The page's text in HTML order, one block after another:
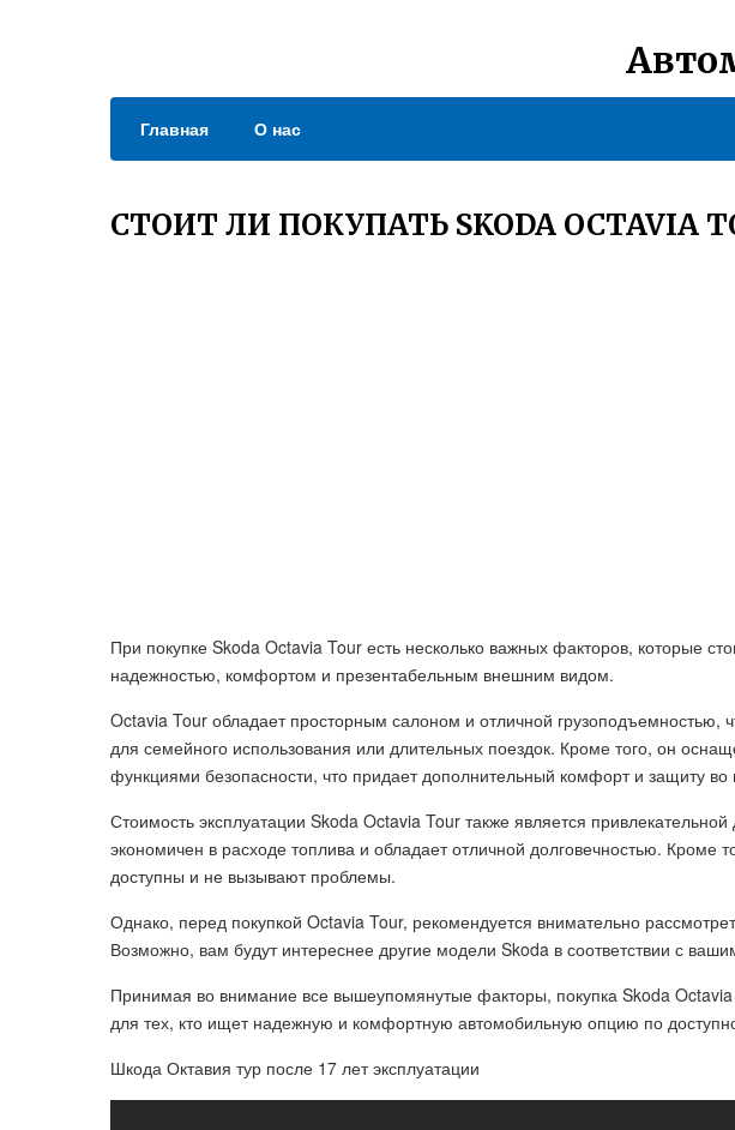
Главная О нас
СТОИТ ЛИ ПОКУПАТЬ SKODA OCTAVIA
При покупке Skoda Octavia Tour есть несколько важных факторов, которые
надежностью, комфортом и презентабельным внешним видом.
Octavia Tour обладает просторным салоном и отличной грузоподъемностью,
для семейного использования или длительных поездок. Кроме того, он
функциями безопасности, что придает дополнительный комфорт и защиту во
Стоимость эксплуатации Skoda Octavia Tour также является
экономичен в расходе топлива и обладает отличной долговечностью. Кроме
доступны и не вызывают проблемы.
Однако, перед покупкой Octavia Tour, рекомендуется внимательно
Возможно, вам будут интереснее другие модели Skoda в соответствии с
Принимая во внимание все вышеупомянутые факторы, покупка Skoda
для тех, кто ищет надежную и комфортную автомобильную опцию по
Шкода Октавия тур после 17 лет эксплуатации